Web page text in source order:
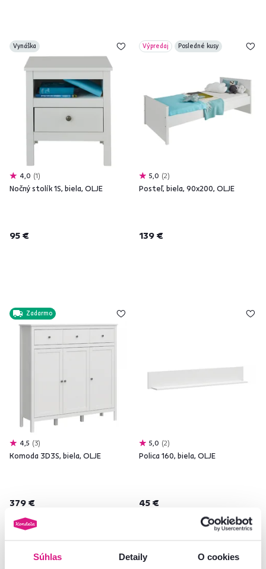
Súhlas Detaily O cookies
Vynáška
4,0 1
Nočný stolík 1S, biela, OLJE
95 €
Výpredaj Posledné kusy
5,0 2
Posteľ, biela, 90x200, OLJE
139 €
Zadarmo
4,5 3
Komoda 3D3S, biela, OLJE
379 €
5,0 2
Polica 160, biela, OLJE
45 €